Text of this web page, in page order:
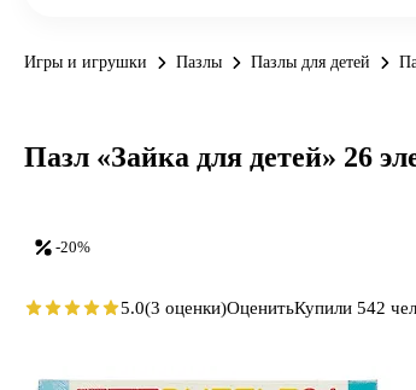
Игры и игрушки Пазлы Пазлы для детей
-20%
Пазл «Зайка для детей» 26
5.0(3 оценки)ОценитьКупили 542